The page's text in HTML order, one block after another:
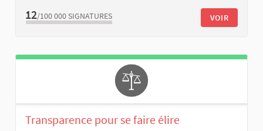
12/100 000 SIGNATURES VOIR
Transparence pour se faire élire